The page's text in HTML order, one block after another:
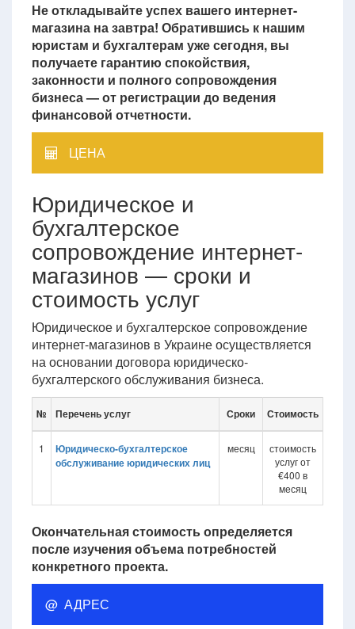
Не откладывайте успех вашего интернет-
магазина на завтра! Обратившись к нашим
юристам и бухгалтерам уже сегодня, вы
получаете гарантию спокойствия,
законности и полного сопровождения
бизнеса — от регистрации до ведения
финансовой отчетности.
ЦЕНА
Юридическое и
бухгалтерское
сопровождение интернет-
магазинов — сроки и
стоимость услуг
Юридическое и бухгалтерское сопровождение
интернет-магазинов в Украине осуществляется
на основании договора юридическо-
бухгалтерского обслуживания бизнеса.
№ Перечень услуг Сроки Стоимость
1
Юридическо-бухгалтерское
обслуживание юридических лиц
месяц
стоимость
услуг от
€400 в
месяц
Окончательная стоимость определяется
после изучения объема потребностей
конкретного проекта.
@ АДРЕС